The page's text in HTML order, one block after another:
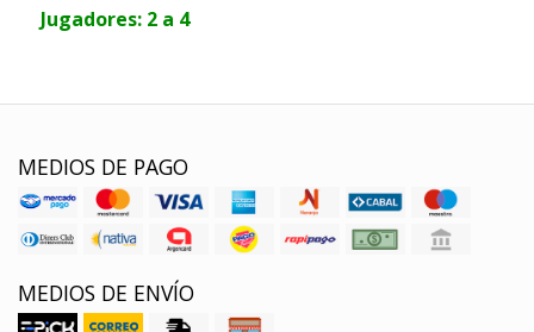
Jugadores: 2 a 4
MEDIOS DE PAGO
MEDIOS DE ENVÍO